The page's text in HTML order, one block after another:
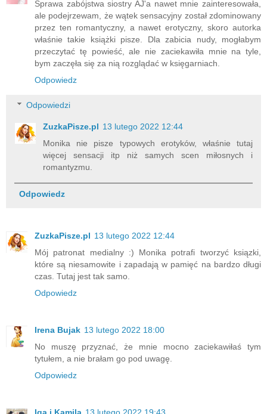
Sprawa zabójstwa siostry AJ'a nawet mnie zainteresowała,
ale podejrzewam, że wątek sensacyjny został zdominowany
przez ten romantyczny, a nawet erotyczny, skoro autorka
właśnie takie książki pisze. Dla zabicia nudy, mogłabym
przeczytać tę powieść, ale nie zaciekawiła mnie na tyle,
bym zaczęła się za nią rozglądać w księgarniach.
Odpowiedz
Odpowiedzi
ZuzkaPisze.pl 13 lutego 2022 12:44
Monika nie pisze typowych erotyków, właśnie tutaj
więcej sensacji itp niż samych scen miłosnych i
romantyzmu.
Odpowiedz
ZuzkaPisze.pl 13 lutego 2022 12:44
Mój patronat medialny :) Monika potrafi tworzyć ksiązki,
które są niesamowite i zapadają w pamięć na bardzo długi
czas. Tutaj jest tak samo.
Odpowiedz
Irena Bujak 13 lutego 2022 18:00
No muszę przyznać, że mnie mocno zaciekawiłaś tym
tytułem, a nie brałam go pod uwagę.
Odpowiedz